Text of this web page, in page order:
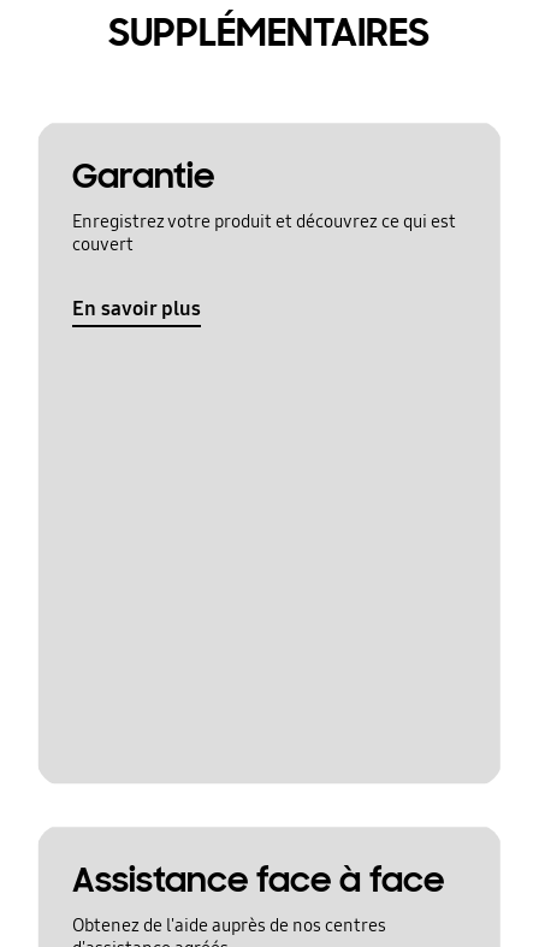
SUPPLÉMENTAIRES
Garantie
Enregistrez votre produit et découvrez ce qui est
couvert
En savoir plus
Assistance face à face
Obtenez de l'aide auprès de nos centres